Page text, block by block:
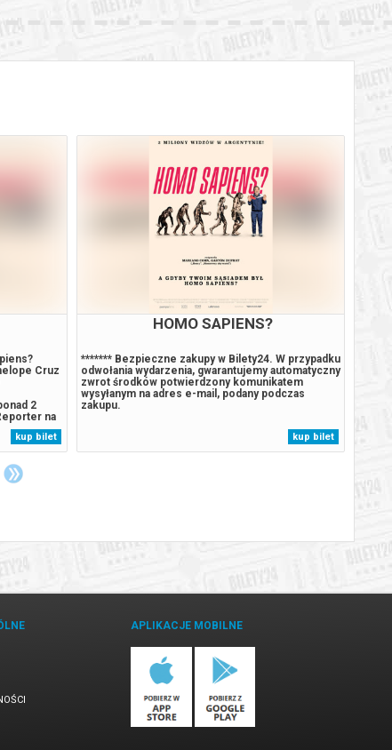
Cruz
2
na
i kilka
kup bilet
HOMO SAPIENS?
******* Bezpieczne zakupy w Bilety24. W przypadku
odwołania wydarzenia, gwarantujemy automatyczny
zwrot środków potwierdzony komunikatem
wysyłanym na adres e-mail, podany podczas
zakupu.
kup bilet
APLIKACJE MOBILNE